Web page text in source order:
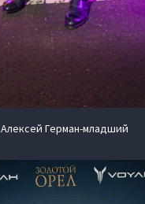
Алексей Герман-младший